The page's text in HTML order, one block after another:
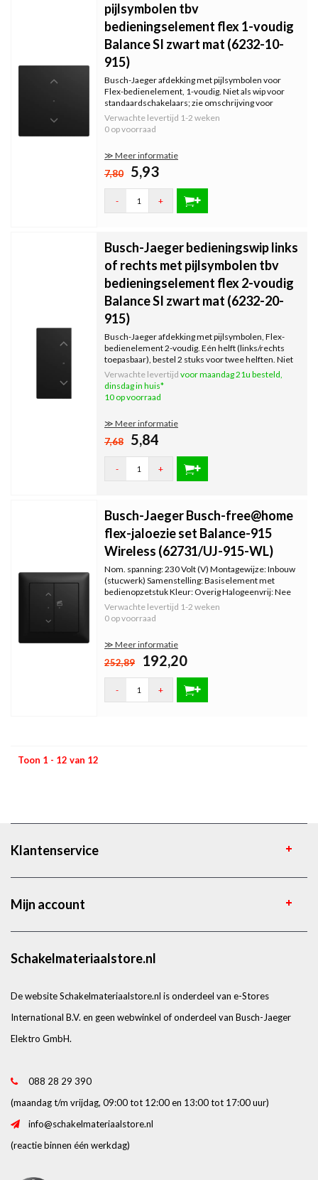
pijlsymbolen tbv
bedieningselement flex 1-voudig
Balance SI zwart mat (6232-10-
915)
Busch-Jaeger afdekking met pijlsymbolen voor
Flex-bedienelement, 1-voudig. Niet als wip voor
standaardschakelaars; zie omschrijving voor
geschikte bedienelementen. Exclusief binnenwerk
en afdekraam. Serie: Balance SI, kleur: zwart mat.
Verwachte levertijd 1-2 weken
0 op voorraad
≫ Meer informatie
7,80 5,93
- +
Busch-Jaeger bedieningswip links
of rechts met pijlsymbolen tbv
bedieningselement flex 2-voudig
Balance SI zwart mat (6232-20-
915)
Busch-Jaeger afdekking met pijlsymbolen, Flex-
bedienelement 2-voudig. Eén helft (links/rechts
toepasbaar), bestel 2 stuks voor twee helften. Niet
voor standaardschakelaars, zie omschrijving. Excl.
binnenwerk en afdekraam. Serie: Balance SI, zwart
mat.
Verwachte levertijd voor maandag 21u besteld,
dinsdag in huis*
10 op voorraad
≫ Meer informatie
7,68 5,84
- +
Busch-Jaeger Busch-free@home
flex-jaloezie set Balance-915
Wireless (62731/UJ-915-WL)
Nom. spanning: 230 Volt (V) Montagewijze: Inbouw
(stucwerk) Samenstelling: Basiselement met
bedienopzetstuk Kleur: Overig Halogeenvrij: Nee
Oppervlaktebescherming: Gelakt Autonomie: 12
Uur (h) Materiaalkwaliteit: Thermoplast Max.
schakelvermogen: 920 Wat
Verwachte levertijd 1-2 weken
0 op voorraad
≫ Meer informatie
252,89 192,20
- +
Toon 1 - 12 van 12
Klantenservice
Mijn account
Schakelmateriaalstore.nl
De website Schakelmateriaalstore.nl is onderdeel van e-Stores
International B.V. en geen webwinkel of onderdeel van Busch-Jaeger
Elektro GmbH.
088 28 29 390
(maandag t/m vrijdag, 09:00 tot 12:00 en 13:00 tot 17:00 uur)
info@schakelmateriaalstore.nl
(reactie binnen één werkdag)